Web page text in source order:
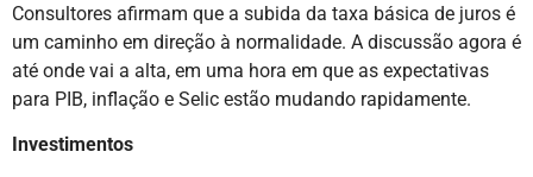
Consultores afirmam que a subida da taxa básica de juros é
um caminho em direção à normalidade. A discussão agora é
até onde vai a alta, em uma hora em que as expectativas
para PIB, inflação e Selic estão mudando rapidamente.
Investimentos